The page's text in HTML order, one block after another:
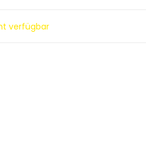
verfügbar